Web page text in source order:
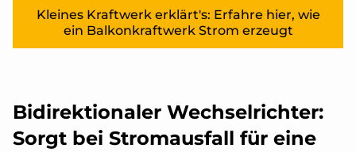
Kleines Kraftwerk erklärt's: Erfahre hier, wie
ein Balkonkraftwerk Strom erzeugt
Bidirektionaler Wechselrichter:
Sorgt bei Stromausfall für eine